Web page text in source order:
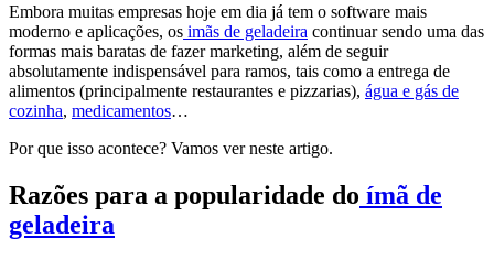
Embora muitas empresas hoje em dia já tem o software mais
moderno e aplicações, os imãs de geladeira continuar sendo uma das
formas mais baratas de fazer marketing, além de seguir
absolutamente indispensável para ramos, tais como a entrega de
alimentos (principalmente restaurantes e pizzarias), água e gás de
cozinha, medicamentos…
Por que isso acontece? Vamos ver neste artigo.
Razões para a popularidade do ímã de
geladeira